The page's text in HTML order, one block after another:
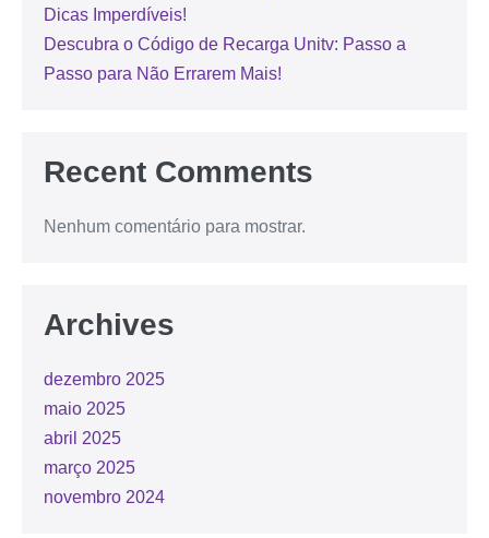
Dicas Imperdíveis!
Descubra o Código de Recarga Unitv: Passo a
Passo para Não Errarem Mais!
Recent Comments
Nenhum comentário para mostrar.
Archives
dezembro 2025
maio 2025
abril 2025
março 2025
novembro 2024